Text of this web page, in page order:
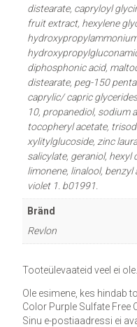
distearate, capryloyl
fruit extract, hexylene
diphosphonic acid,
distearate, peg-150
caprylic/ capric
10, propanediol, sodium
tocopheryl acetate,
xylitylglucoside, zinc
salicylate, geraniol, hexyl
limonene, linalool,
violet 1. b01991.
Bränd
Revlon
Tooteülevaateid veel ei ole.
Ole esimene, kes hindab
Color Purple Sulfate Free
Sinu e-postiaadressi ei